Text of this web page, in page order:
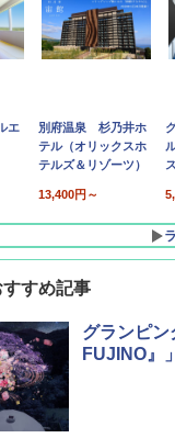
エ
別府温泉 杉乃井ホ
テル（オリックスホ
テルズ＆リゾーツ）
13,400円～
すめ記事
グランピン
FUJINO』